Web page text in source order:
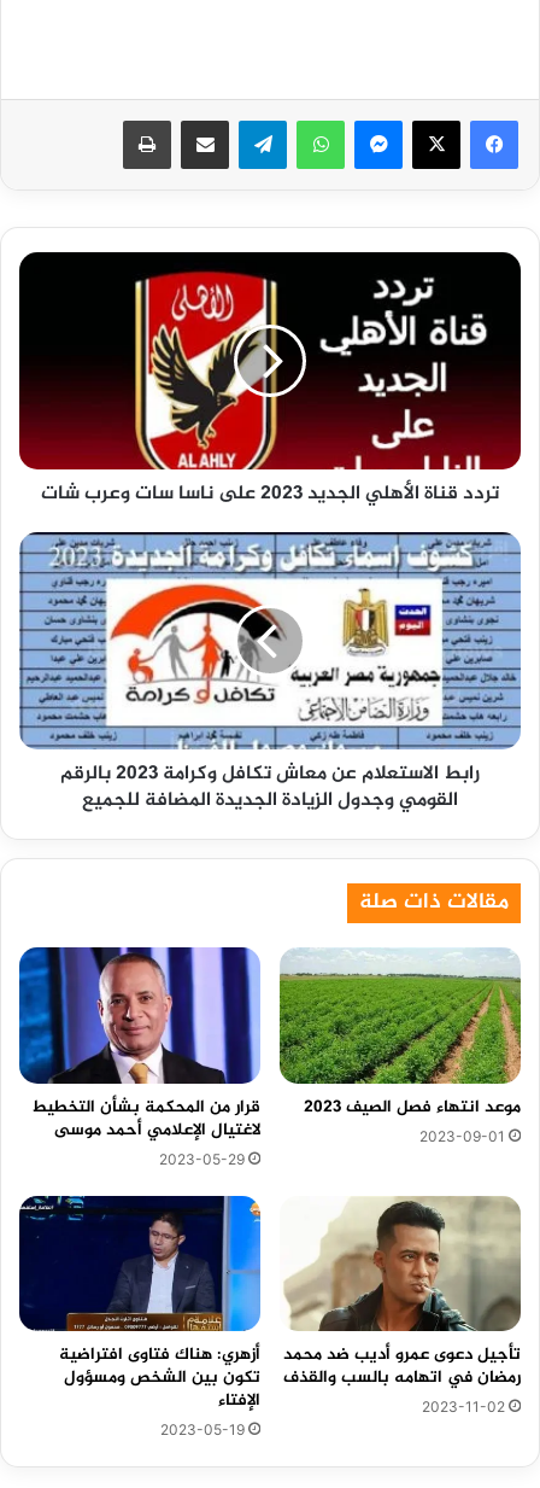
فيسبوك ‫X ماسنجر واتساب تيلقرام مشاركة عبر البريد طباعة
تردد
الأهلي
الجديد
وعرب
شاتتردد قناة الأهلي الجديد 2023 على ناسا سات وعرب شات
رابط
الاستعلام
عن
معاش
تكافل
وكرامة
2023
بالرقم
القومي
وجدول
رابط الاستعلام عن معاش تكافل وكرامة 2023 بالرقم
القومي وجدول الزيادة الجديدة المضافة للجميع
مقالات ذات صلة
موعد انتهاء فصل الصيف 2023
2023-09-01
قرار من المحكمة بشأن التخطيط
لاغتيال الإعلامي أحمد موسى
2023-05-29
تأجيل دعوى عمرو أديب ضد محمد
رمضان في اتهامه بالسب والقذف
2023-11-02
أزهري: هناك فتاوى افتراضية
تكون بين الشخص ومسؤول
الإفتاء
2023-05-19